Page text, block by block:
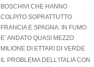
BOSCHIVI CHE HANNO
COLPITO SOPRATTUTTO
FRANCIA E SPAGNA: IN FUMO
E’ ANDATO QUASI MEZZO
MILIONE DI ETTARI DI VERDE
IL PROBLEMA DELL’ITALIA CON